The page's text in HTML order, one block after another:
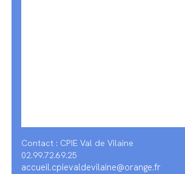
Contact : CPIE Val de Vilaine
02.99.72.69.25
accueil.cpievaldevilaine@orange.fr